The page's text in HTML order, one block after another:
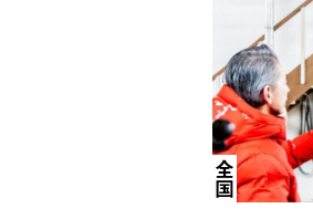
全国